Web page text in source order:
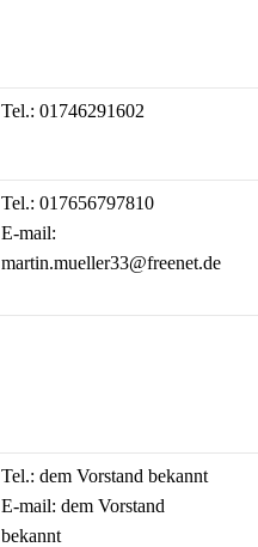
Tel.: 01746291602
Tel.: 017656797810
E-mail:
martin.mueller33@freenet.de
Tel.: dem Vorstand bekannt
E-mail: dem Vorstand
bekannt